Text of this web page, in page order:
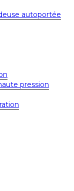
autoportée
pression